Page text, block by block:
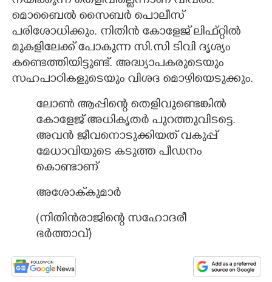
മൊബൈൽ സൈബ‌ർ പൊലീസ്
പരിശോധിക്കും. നിതിൻ കോളേജ് ലിഫ്റ്റിൽ
മുകളിലേക്ക് പോകുന്ന സി.സി ടിവി ദൃശ്യം
കണ്ടെത്തിയിട്ടുണ്ട്. അദ്ധ്യാപകരുടെയും
സഹപാഠികളുടെയും വിശദ മൊഴിയെടുക്കും.
ലോൺ ആപ്പിന്റെ തെളിവുണ്ടെങ്കിൽ
കോളേജ് അധികൃത‌ർ പുറത്തുവിടട്ടെ.
അവൻ ജീവനൊടുക്കിയത് വകുപ്പ്
മേധാവിയുടെ കടുത്ത പീഡനം
കൊണ്ടാണ്
അശോക്‌കുമാർ
(നിതിൻരാജിന്റെ സഹോദരീ
ഭ‌ർത്താവ്)​